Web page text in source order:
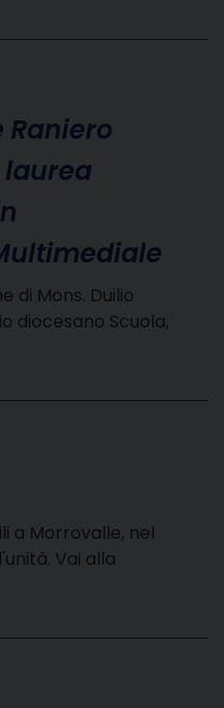
Raniero
di Mons. Duilio
diocesano Scuola,
a Morrovalle, nel
Vai alla